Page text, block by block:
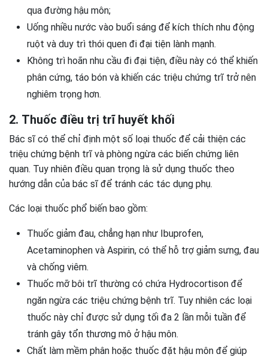
qua đường hậu môn;
Uống nhiều nước vào buổi sáng để kích thích nhu động
ruột và duy trì thói quen đi đại tiện lành mạnh.
Không trì hoãn nhu cầu đi đại tiện, điều này có thể khiến
phân cứng, táo bón và khiến các triệu chứng trĩ trở nên
nghiêm trọng hơn.
2. Thuốc điều trị trĩ huyết khối
Bác sĩ có thể chỉ định một số loại thuốc để cải thiện các
triệu chứng bệnh trĩ và phòng ngừa các biến chứng liên
quan. Tuy nhiên điều quan trọng là sử dụng thuốc theo
hướng dẫn của bác sĩ để tránh các tác dụng phụ.
Các loại thuốc phổ biến bao gồm:
Thuốc giảm đau, chẳng hạn như Ibuprofen,
Acetaminophen và Aspirin, có thể hỗ trợ giảm sưng, đau
và chống viêm.
Thuốc mỡ bôi trĩ thường có chứa Hydrocortison để
ngăn ngừa các triệu chứng bệnh trĩ. Tuy nhiên các loại
thuốc này chỉ được sử dụng tối đa 2 lần mỗi tuần để
tránh gây tổn thương mô ở hậu môn.
Chất làm mềm phân hoặc thuốc đặt hậu môn để giúp